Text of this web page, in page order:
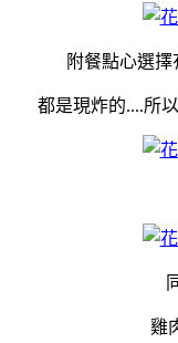
附餐點心選
都是現炸的....所
雞